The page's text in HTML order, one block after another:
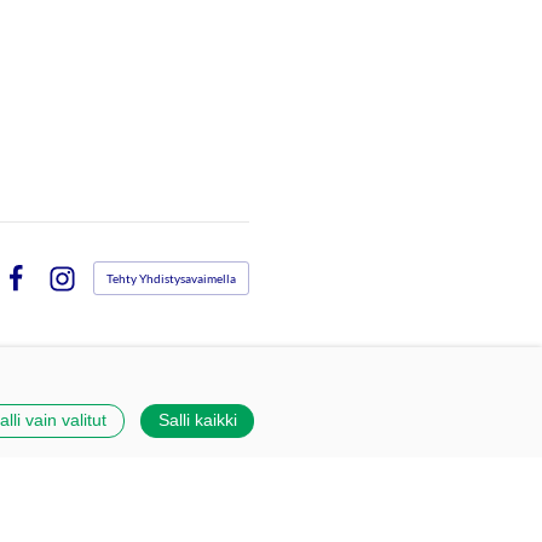
Instagram
Tehty Yhdistysavaimella
vain valitut Salli kaikki